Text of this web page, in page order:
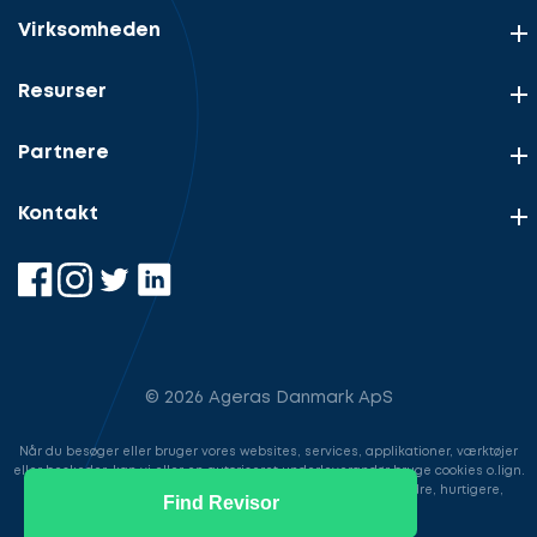
Find Revisor
Virksomheden
Resurser
Partnere
Kontakt
© 2026 Ageras Danmark ApS
Når du besøger eller bruger vores websites, services, applikationer, værktøjer
eller beskeder, kan vi eller en autoriseret underleverandør bruge cookies o.lign.
til at gemme information for at gøre din brugeroplevelse bedre, hurtigere,
sikrere samt i markedsføringsøjemed.